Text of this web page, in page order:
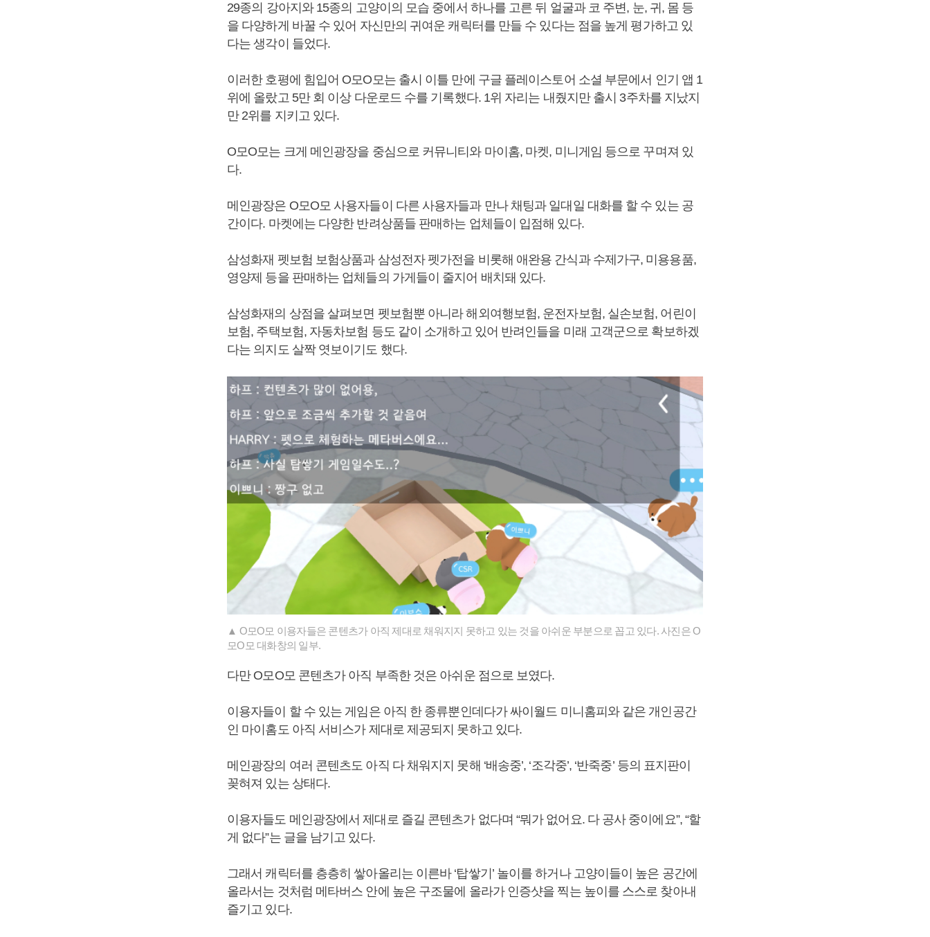
29종의 강아지와 15종의 고양이의 모습 중에서 하나를 고른 뒤 얼굴과 코 주변, 눈, 귀, 몸 등
을 다양하게 바꿀 수 있어 자신만의 귀여운 캐릭터를 만들 수 있다는 점을 높게 평가하고 있
다는 생각이 들었다.
이러한 호평에 힘입어 O모O모는 출시 이틀 만에 구글 플레이스토어 소셜 부문에서 인기 앱 1
위에 올랐고 5만 회 이상 다운로드 수를 기록했다. 1위 자리는 내줬지만 출시 3주차를 지났지
만 2위를 지키고 있다.
O모O모는 크게 메인광장을 중심으로 커뮤니티와 마이홈, 마켓, 미니게임 등으로 꾸며져 있
다.
메인광장은 O모O모 사용자들이 다른 사용자들과 만나 채팅과 일대일 대화를 할 수 있는 공
간이다. 마켓에는 다양한 반려상품들 판매하는 업체들이 입점해 있다.
삼성화재 펫보험 보험상품과 삼성전자 펫가전을 비롯해 애완용 간식과 수제가구, 미용용품,
영양제 등을 판매하는 업체들의 가게들이 줄지어 배치돼 있다.
삼성화재의 상점을 살펴보면 펫보험뿐 아니라 해외여행보험, 운전자보험, 실손보험, 어린이
보험, 주택보험, 자동차보험 등도 같이 소개하고 있어 반려인들을 미래 고객군으로 확보하겠
다는 의지도 살짝 엿보이기도 했다.
▲ O모O모 이용자들은 콘텐츠가 아직 제대로 채워지지 못하고 있는 것을 아쉬운 부분으로 꼽고 있다. 사진은 O
모O모 대화창의 일부.
다만 O모O모 콘텐츠가 아직 부족한 것은 아쉬운 점으로 보였다.
이용자들이 할 수 있는 게임은 아직 한 종류뿐인데다가 싸이월드 미니홈피와 같은 개인공간
인 마이홈도 아직 서비스가 제대로 제공되지 못하고 있다.
메인광장의 여러 콘텐츠도 아직 다 채워지지 못해 ‘배송중’, ‘조각중’, ‘반죽중’ 등의 표지판이
꽂혀져 있는 상태다.
이용자들도 메인광장에서 제대로 즐길 콘텐츠가 없다며 “뭐가 없어요. 다 공사 중이에요”, “할
게 없다”는 글을 남기고 있다.
그래서 캐릭터를 층층히 쌓아올리는 이른바 ‘탑쌓기’ 놀이를 하거나 고양이들이 높은 공간에
올라서는 것처럼 메타버스 안에 높은 구조물에 올라가 인증샷을 찍는 높이를 스스로 찾아내
즐기고 있다.